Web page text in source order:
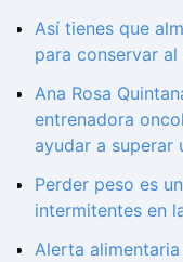
Así tienes que
para conservar
Ana Rosa
entrenadora
ayudar a superar
Perder peso es
intermitentes en
Alerta